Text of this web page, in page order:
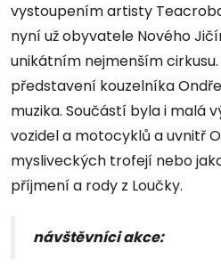
vystoupením artisty
nyní už obyvatele Nového
unikátním nejmenším
představení kouzelníka
muzika. Součástí byla i malá
vozidel a motocyklů a uvnitř
mysliveckých trofejí nebo
příjmení a rody z Loučky.
návštěvníci akce: